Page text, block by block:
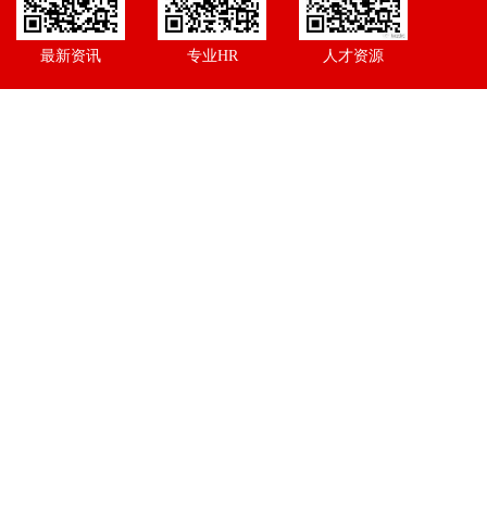
最新资讯 专业HR 人才资源